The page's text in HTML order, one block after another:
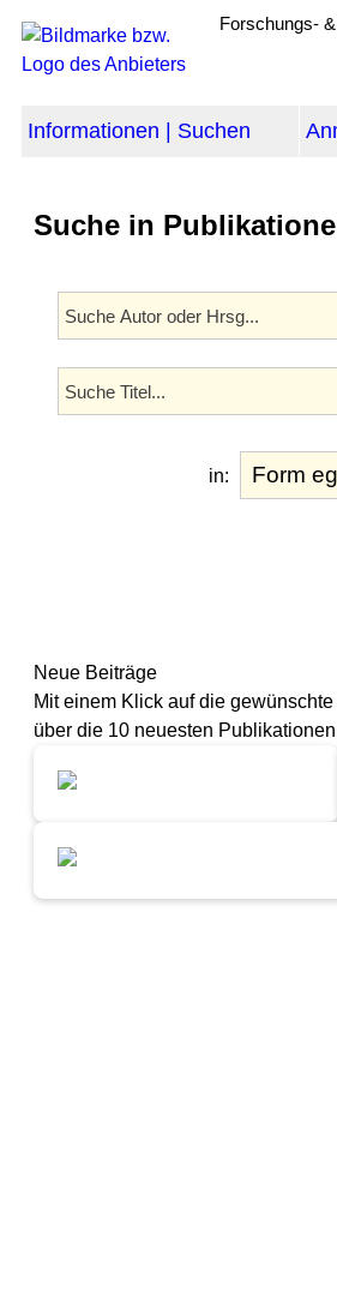
Forschungs-
Informationen | Suchen
Suche in
in:
Neue Beiträge
Mit einem Klick auf die
über die 10 neuesten